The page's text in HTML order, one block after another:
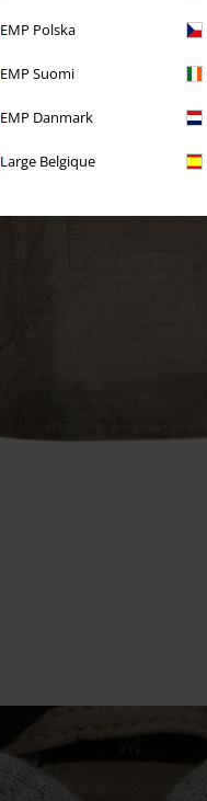
EMP Polska
EMP Suomi
EMP Danmark
Large Belgique